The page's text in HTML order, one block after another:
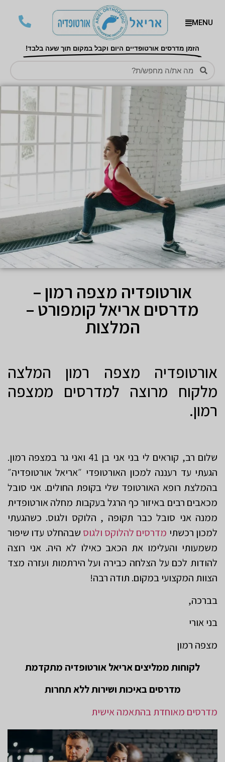
MENU
הזמן מדרסים אורטופדיים היום וקבל במקום תוך שעה בלבד!
אורטופדיה מצפה רמון –
מדרסים אריאל קומפורט –
המלצות
אורטופדיה מצפה רמון המלצה
מלקוח מרוצה למדרסים ממצפה
רמון.
שלום רב, קוראים לי בני אני בן 41 ואני גר במצפה רמון.
הגעתי עד רעננה למכון האורטופדי ״אריאל אורטופדיה״
בהמלצת רופא האורטופד שלי בקופת החולים. אני סובל
מכאבים רבים באיזור כף הרגל בעקבות מחלה אורטופדית
ממנה אני סובל כבר תקופה , הלוקס ולגוס. כשהגעתי
למכון רכשתי מדרסים להלוקס ולגוס שבהחלט עדו שיפור
משמעותי והעלימו את הכאב כאילו לא היה. אני רוצה
להודות לכם על הצלחה כבירה ועל הירתמות ועזרה מצד
הצוות המקצועי במקום. תודה רבה!
בברכה,
בני אורי
מצפה רמון
לקוחותממליציםאריאלאורטופדיה מתקדמת
מדרסיםבאיכותושירותללאתחרות
מדרסים מאוחדת בהתאמה אישית